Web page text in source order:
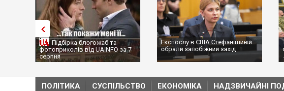
Підбірка блогожаб та
фотоприколів від UAINFO за 7
серпня
Експослу в США Стефанішиній
обрали запобіжний захід
ПОЛІТИКА СУСПІЛЬСТВО ЕКОНОМІКА НАДЗВИЧАЙНІ